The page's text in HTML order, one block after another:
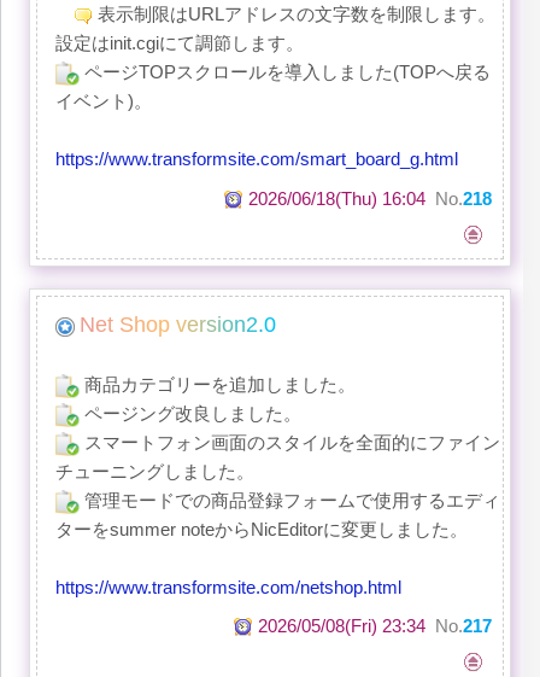
表示制限はURLアドレスの文字数を制限します。
設定はinit.cgiにて調節します。
ページTOPスクロールを導入しました(TOPへ戻る
イベント)。
https://www.transformsite.com/smart_board_g.html
2026/06/18(Thu) 16:04No.218
Net Shop version2.0
商品カテゴリーを追加しました。
ページング改良しました。
スマートフォン画面のスタイルを全面的にファイン
チューニングしました。
管理モードでの商品登録フォームで使用するエディ
ターをsummer noteからNicEditorに変更しました。
https://www.transformsite.com/netshop.html
2026/05/08(Fri) 23:34No.217